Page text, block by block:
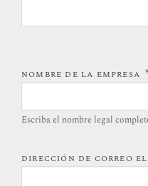
NOMBRE DE LA EMPRESA *
Escriba el nombre legal
DIRECCIÓN DE CORREO